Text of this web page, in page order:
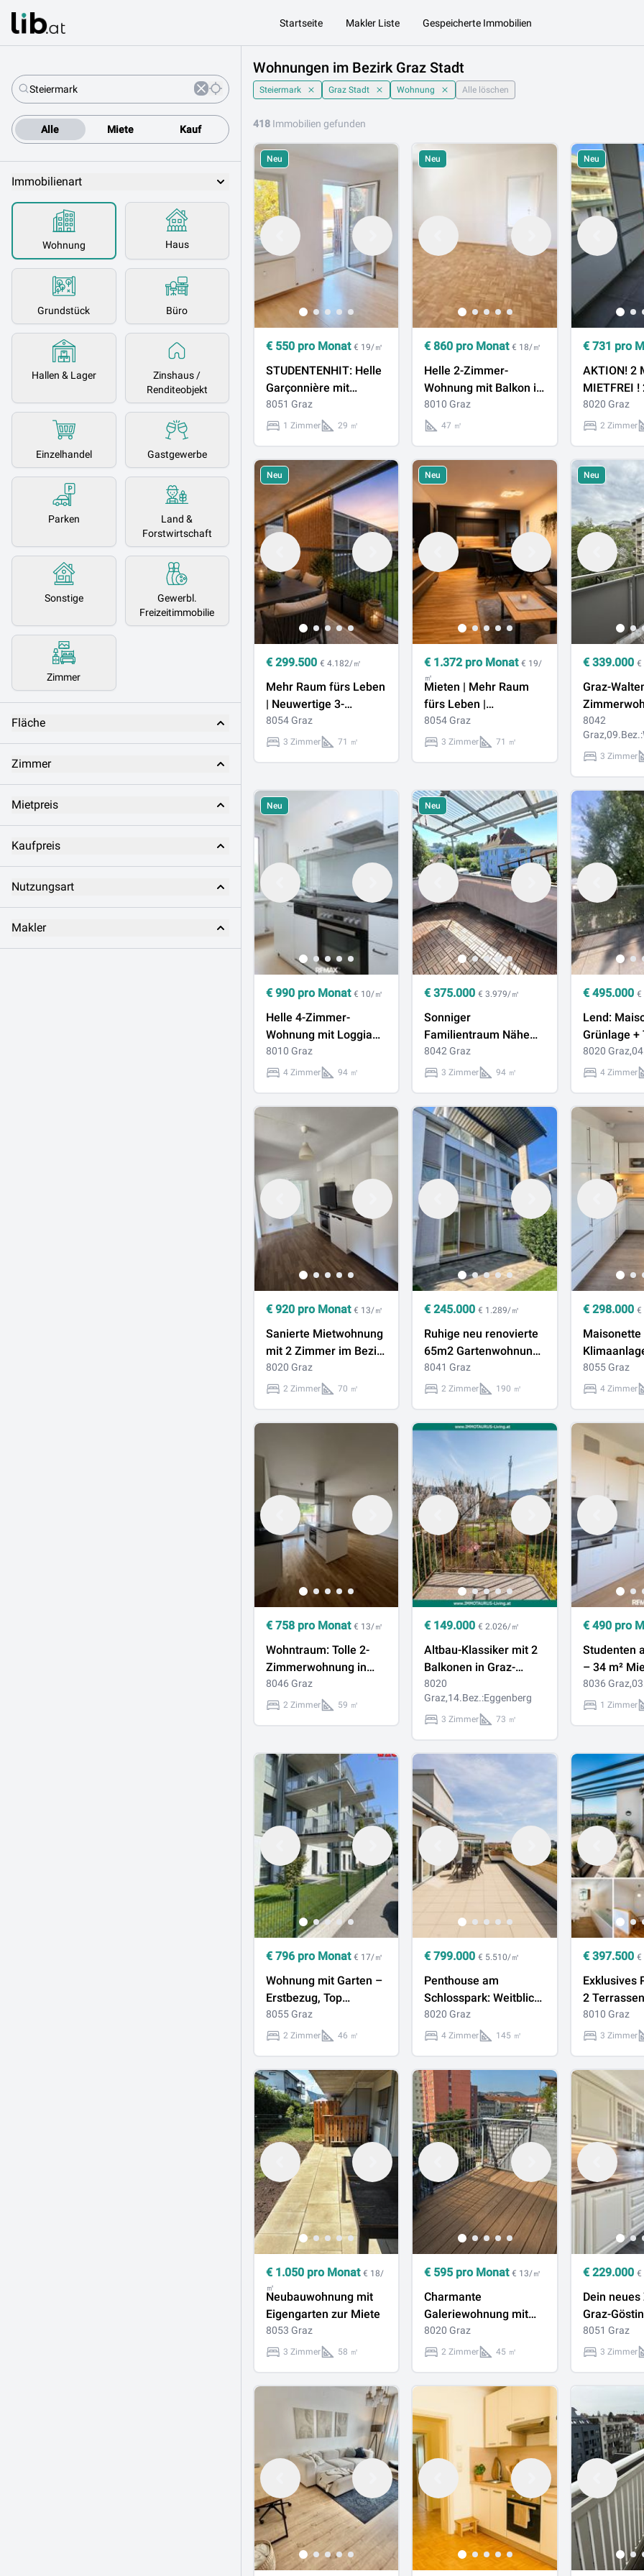
Startseite Makler Liste Gespeicherte Immobilien
Alle Miete Kauf
Immobilienart
Wohnung Haus
Grundstück Büro
Hallen & Lager
Zinshaus /
Renditeobjekt
Einzelhandel Gastgewerbe
Parken
Land &
Forstwirtschaft
Sonstige
Gewerbl.
Freizeitimmobilie
Zimmer
Fläche
Zimmer
Mietpreis
Kaufpreis
Nutzungsart
Makler
Wohnungen im Bezirk Graz Stadt
Steiermark Graz Stadt Wohnung Alle löschen
418 Immobilien gefunden
Neu
€ 550 pro Monat € 19/㎡
STUDENTENHIT: Helle
Garçonnière mit
schönem Balkon in
ruhiger Lage
8051 Graz
1 Zimmer 29 ㎡
Neu
€860 pro Monat€ 18/㎡
Helle 2-Zimmer-
Wohnung mit Balkon in
ruhiger Lage nahe dem
LKH Graz
8010 Graz
47 ㎡
Neu
€ 731 pro
AKTION! 2
MIETFREI
BALKON
8020 Graz
2 Zimmer
Neu
€ 299.500 € 4.182/㎡
Mehr Raum fürs Leben
| Neuwertige 3-
Zimmer-Wohnung,
Baujahr 2022, mit 24
8054 Graz
3 Zimmer 71 ㎡
Neu
€ 1.372pro Monat€ 19/
㎡
Mieten | Mehr Raum
fürs Leben |
Neuwertige 3-Zimmer-
Wohnung, Baujahr
8054 Graz
3 Zimmer 71 ㎡
Neu
€ 339.000 €
Graz-
Tiefgarage
8042
3 Zimmer
Neu
€ 990 pro Monat € 10/㎡
Helle 4-Zimmer-
Wohnung mit Loggia
Nähe TU-Graz
8010 Graz
4 Zimmer 94 ㎡
Neu
€375.000 € 3.979/㎡
Sonniger
Familientraum Nähe
ORF-Park!
8042 Graz
3 Zimmer 94 ㎡
€ 495.000 €
Lend:
Grünlage +
Balkone +
Blick zum
8020
4 Zimmer
€ 920 pro Monat € 13/㎡
Sanierte Mietwohnung
mit 2 Zimmer im Bezirk
Lend
8020 Graz
2 Zimmer 70 ㎡
€245.000 € 1.289/㎡
Ruhige neu renovierte
65m2 Gartenwohnung
in TOP-Lage mit viel
Raum für individuelle
8041 Graz
2 Zimmer 190 ㎡
€ 298.000 €
Maisonette
Tiefgarage
Seiersberg
8055 Graz
4 Zimmer
€ 758 pro Monat € 13/㎡
Wohntraum: Tolle 2-
Zimmerwohnung in
Bestlage
8046 Graz
2 Zimmer 59 ㎡
€ 149.000 € 2.026/㎡
Altbau-Klassiker mit 2
Balkonen in Graz-
Eggenberg zum
Bestpreis: Sanieren,
Gestalten, Profitieren!
8020
Graz,14.Bez.:Eggenberg
3 Zimmer 73 ㎡
€ 490pro
Studenten
– 34 m²
in
zur
8036
1 Zimmer
€ 796 pro Monat € 17/㎡
Wohnung mit Garten –
Erstbezug, Top
Ausstattung!
8055 Graz
2 Zimmer 46 ㎡
€799.000 € 5.510/㎡
Penthouse am
Schlosspark: Weitblick,
Sonnenterrasse,
Luftwärmepumpe &
8020 Graz
4 Zimmer 145 ㎡
€ 397.500 €
Exklusives
2
Panorama
8010 Graz
3 Zimmer
€ 1.050 pro Monat € 18/
㎡
Neubauwohnung mit
Eigengarten zur Miete
8053 Graz
3 Zimmer 58 ㎡
€ 595 pro Monat€ 13/㎡
Charmante
Galeriewohnung mit
sonniger Dachterrasse
in ruhiger Lage
8020 Graz
2 Zimmer 45 ㎡
€ 229.000 €
Dein
Graz-
Zimmer-
Balkon
8051 Graz
3 Zimmer